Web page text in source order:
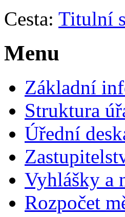
Cesta: Titulní
Menu
Základní
Struktura
Úřední
Vyhlášky a
Rozpočet